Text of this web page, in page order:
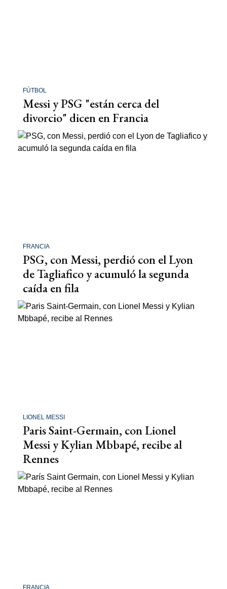
FÚTBOL
Messi y PSG "están cerca del
divorcio" dicen en Francia
FRANCIA
PSG, con Messi, perdió con el Lyon
de Tagliafico y acumuló la segunda
caída en fila
LIONEL MESSI
Paris Saint-Germain, con Lionel
Messi y Kylian Mbbapé, recibe al
Rennes